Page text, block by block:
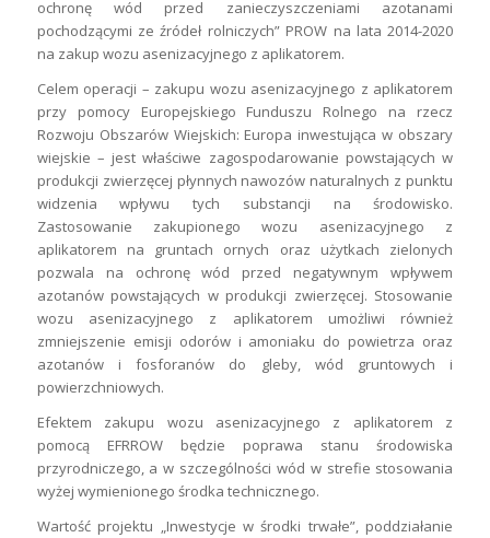
ochronę wód przed zanieczyszczeniami azotanami
pochodzącymi ze źródeł rolniczych” PROW na lata 2014-2020
na zakup wozu asenizacyjnego z aplikatorem.
Celem operacji – zakupu wozu asenizacyjnego z aplikatorem
przy pomocy Europejskiego Funduszu Rolnego na rzecz
Rozwoju Obszarów Wiejskich: Europa inwestująca w obszary
wiejskie – jest właściwe zagospodarowanie powstających w
produkcji zwierzęcej płynnych nawozów naturalnych z punktu
widzenia wpływu tych substancji na środowisko.
Zastosowanie zakupionego wozu asenizacyjnego z
aplikatorem na gruntach ornych oraz użytkach zielonych
pozwala na ochronę wód przed negatywnym wpływem
azotanów powstających w produkcji zwierzęcej. Stosowanie
wozu asenizacyjnego z aplikatorem umożliwi również
zmniejszenie emisji odorów i amoniaku do powietrza oraz
azotanów i fosforanów do gleby, wód gruntowych i
powierzchniowych.
Efektem zakupu wozu asenizacyjnego z aplikatorem z
pomocą EFRROW będzie poprawa stanu środowiska
przyrodniczego, a w szczególności wód w strefie stosowania
wyżej wymienionego środka technicznego.
Wartość projektu „Inwestycje w środki trwałe”, poddziałanie